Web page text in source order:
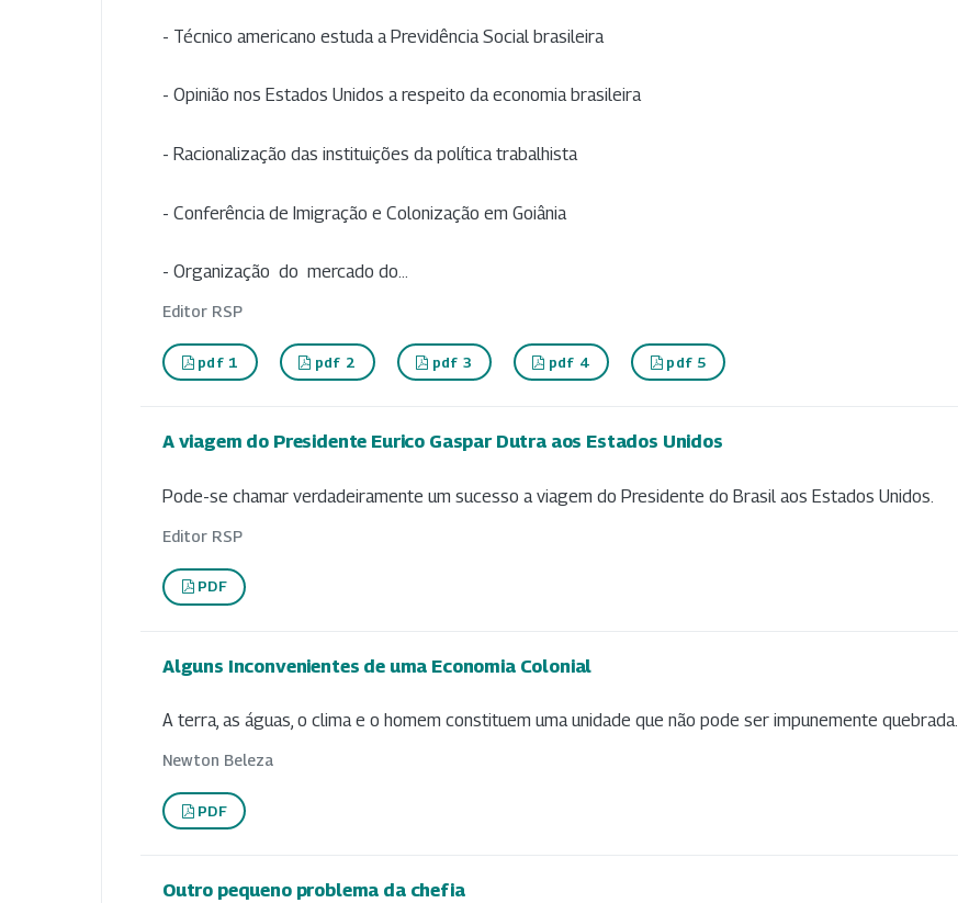
- Técnico americano estuda a Previdência Social brasileira
- Opinião nos Estados Unidos a respeito da economia brasileira
- Racionalização das instituições da política trabalhista
- Conferência de Imigração e Colonização em Goiânia
- Organização do mercado do...
Editor RSP
pdf 1 pdf 2 pdf 3 pdf 4 pdf 5
A viagem do Presidente Eurico Gaspar Dutra aos Estados Unidos
Pode-se chamar verdadeiramente um sucesso a viagem do Presidente do Brasil aos Estados Unidos.
Editor RSP
PDF
Alguns Inconvenientes de uma Economia Colonial
A terra, as águas, o clima e o homem constituem uma unidade que não pode ser impunemente quebrada.
Newton Beleza
PDF
Outro pequeno problema da chefia